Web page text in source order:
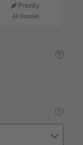
Priority
48 Stunden
?
?